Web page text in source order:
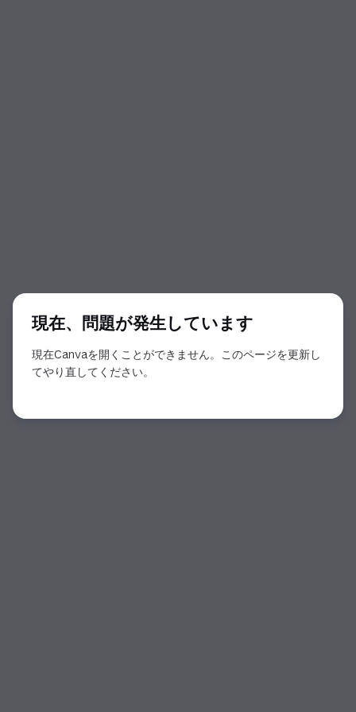
現在、問題が発生しています
現在Canvaを開くことができません。このページを更新し
てやり直してください。